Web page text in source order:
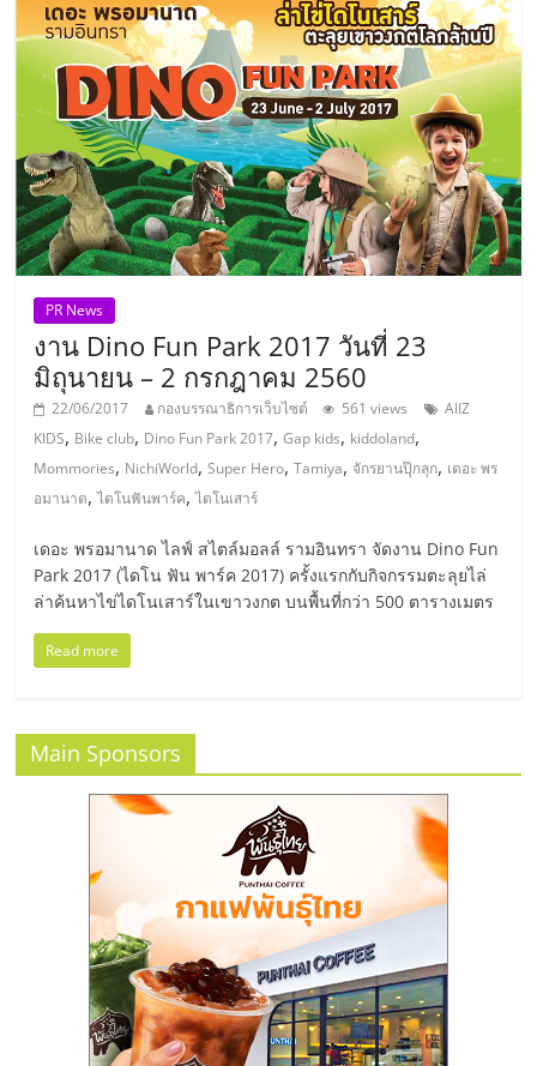
รน
ไชส์,
ที่
ปรึกษา
แฟ
รน
ไชส์,
รวม
แฟ
รน
ขาย
ไชส์
แฟ
PR News
งาน Dino Fun Park 2017 วันที่ 23
มิถุนายน – 2 กรกฎาคม 2560
22/06/2017 กองบรรณาธิการเว็บไซต์ 561 views
AIIZ
KIDS, Bike club, Dino Fun Park 2017,Gap kids, kiddoland,
Mommories, NichiWorld,Super Hero,Tamiya, จักรยานปุ๊กลุก, เดอะ พร
อมานาด,ไดโนฟันพาร์ค,ไดโนเสาร์
เดอะ พรอมานาด ไลฟ์ สไตล์มอลล์ รามอินทรา จัดงาน Dino Fun
Park 2017 (ไดโน ฟัน พาร์ค 2017) ครั้งแรกกับกิจกรรมตะลุยไล่
ล่าค้นหาไข่ไดโนเสาร์ในเขาวงกต บนพื้นที่กว่า 500 ตารางเมตร
Read more
Main Sponsors